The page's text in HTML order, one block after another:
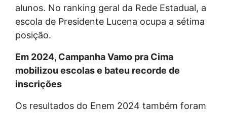
alunos. No ranking geral da Rede Estadual, a
escola de Presidente Lucena ocupa a sétima
posição.
Em 2024, Campanha Vamo pra Cima
mobilizou escolas e bateu recorde de
inscrições
Os resultados do Enem 2024 também foram